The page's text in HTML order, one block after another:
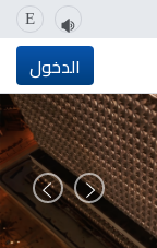
E
الدخول
السابقالتالي